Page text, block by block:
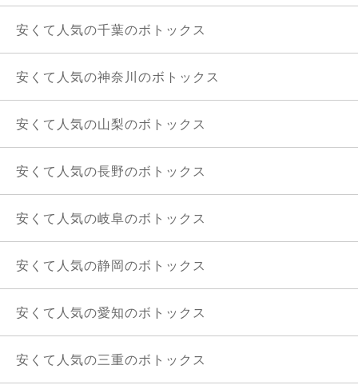
安くて人気の千葉のボトックス
安くて人気の神奈川のボトックス
安くて人気の山梨のボトックス
安くて人気の長野のボトックス
安くて人気の岐阜のボトックス
安くて人気の静岡のボトックス
安くて人気の愛知のボトックス
安くて人気の三重のボトックス